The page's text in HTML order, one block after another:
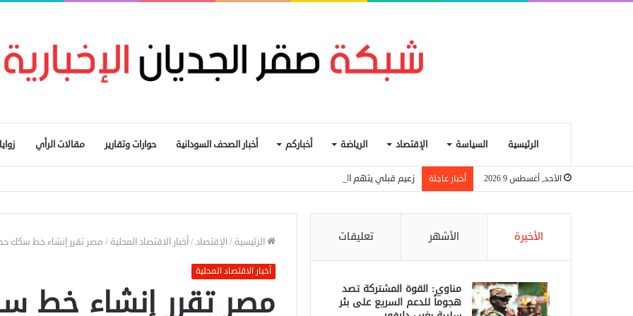
الرئيسية السياسة الإقتصاد الرياضة أخباركم أخبار الصحف السودانية حوارات وتقارير مقالات الرأي
الأحد, أغسطس 9 2026 أخبار عاجلة زعيم قبلي يتهم الجيش الشعبي باعتقال عمال إغاثة في «كاودا»
الرئيسية /الإقتصاد/أخبار الاقتصاد المحلية / مصر تقرر إنشاء خط سكك
أخبار الاقتصاد المحلية
مصر تقرر إنشاء خط
الأخيرة الأشهر تعليقات
مناوي: القوة المشتركة تصد
هجوماً للدعم السريع على بئر